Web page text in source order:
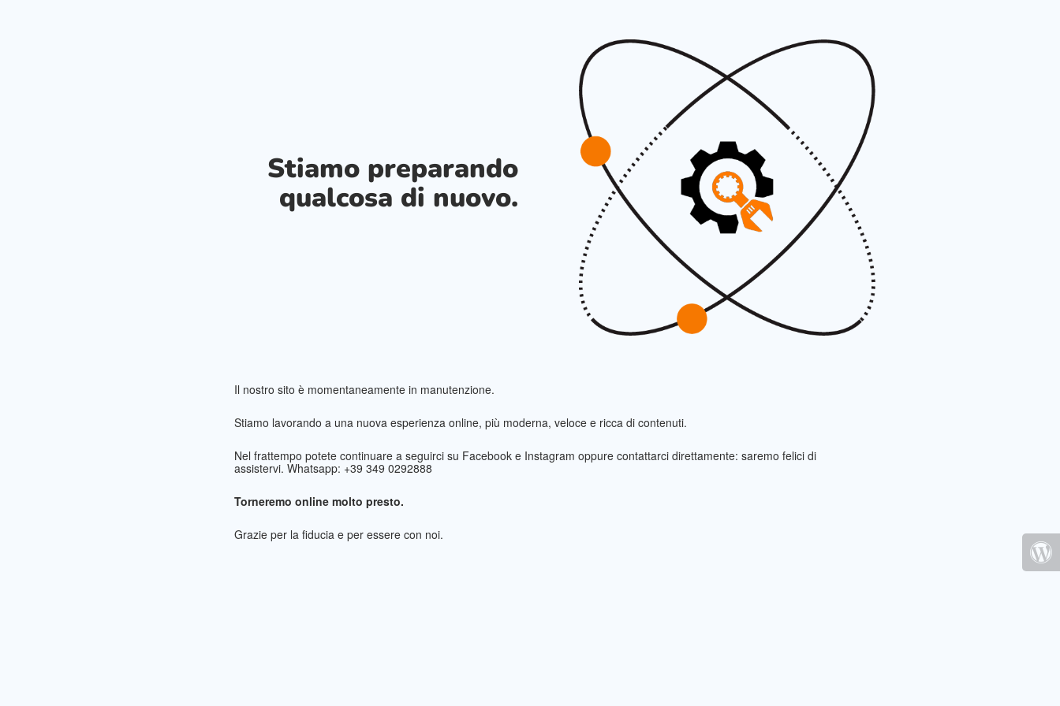
Stiamo preparando
qualcosa di nuovo.
Il nostro sito è momentaneamente in manutenzione.
Stiamo lavorando a una nuova esperienza online, più moderna, veloce e ricca di contenuti.
Nel frattempo potete continuare a seguirci su Facebook e Instagram oppure contattarci direttamente: saremo felici di
assistervi. Whatsapp: +39 349 0292888
Torneremo online molto presto.
Grazie per la fiducia e per essere con noi.